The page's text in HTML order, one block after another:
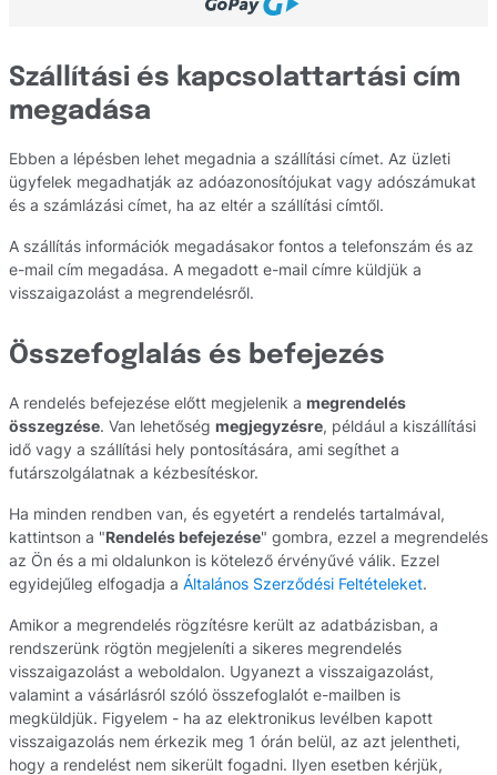
Szállítási és kapcsolattartási cím
megadása
Ebben a lépésben lehet megadnia a szállítási címet. Az üzleti
ügyfelek megadhatják az adóazonosítójukat vagy adószámukat
és a számlázási címet, ha az eltér a szállítási címtől.
A szállítás információk megadásakor fontos a telefonszám és az
e-mail cím megadása. A megadott e-mail címre küldjük a
visszaigazolást a megrendelésről.
Összefoglalás és befejezés
A rendelés befejezése előtt megjelenik a megrendelés
összegzése. Van lehetőség megjegyzésre, például a kiszállítási
idő vagy a szállítási hely pontosítására, ami segíthet a
futárszolgálatnak a kézbesítéskor.
Ha minden rendben van, és egyetért a rendelés tartalmával,
kattintson a "Rendelés befejezése" gombra, ezzel a megrendelés
az Ön és a mi oldalunkon is kötelező érvényűvé válik. Ezzel
egyidejűleg elfogadja a Általános Szerződési Feltételeket.
Amikor a megrendelés rögzítésre került az adatbázisban, a
rendszerünk rögtön megjeleníti a sikeres megrendelés
visszaigazolást a weboldalon. Ugyanezt a visszaigazolást,
valamint a vásárlásról szóló összefoglalót e-mailben is
megküldjük. Figyelem - ha az elektronikus levélben kapott
visszaigazolás nem érkezik meg 1 órán belül, az azt jelentheti,
hogy a rendelést nem sikerült fogadni. Ilyen esetben kérjük,